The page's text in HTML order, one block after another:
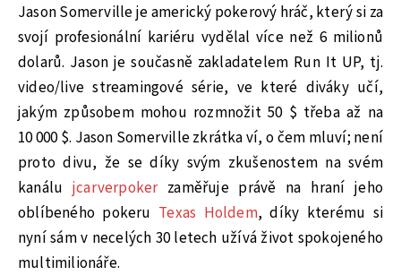
Jason Somerville je americký pokerový hráč, který si za
svojí profesionální kariéru vydělal více než 6 milionů
dolarů. Jason je současně zakladatelem Run It UP, tj.
video/live streamingové série, ve které diváky učí,
jakým způsobem mohou rozmnožit 50 $ třeba až na
10 000 $. Jason Somerville zkrátka ví, o čem mluví; není
proto divu, že se díky svým zkušenostem na svém
kanálu jcarverpokerzaměřuje právě na hraní jeho
oblíbeného pokeru Texas Holdem, díky kterému si
nyní sám v necelých 30 letech užívá život spokojeného
multimilionáře.